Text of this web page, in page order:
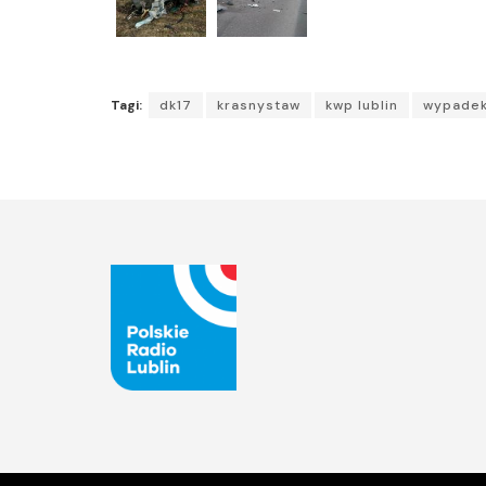
Tagi: dk17 krasnystaw kwp lublin wypadek